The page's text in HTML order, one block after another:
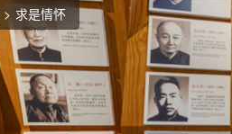
求是情怀